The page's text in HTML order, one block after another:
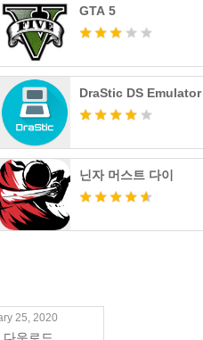
GTA 5
DraStic DS Emulator
닌자 머스트 다이
25, 2020